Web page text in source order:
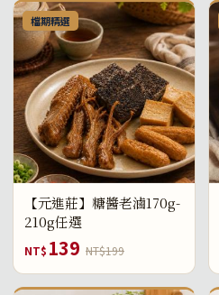
檔期精選
【元進莊】糖醬老滷170g-
210g任選
NT$ 139 NT$199